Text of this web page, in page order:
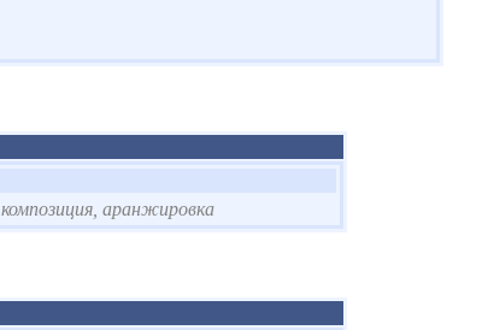
композиция, аранжировка